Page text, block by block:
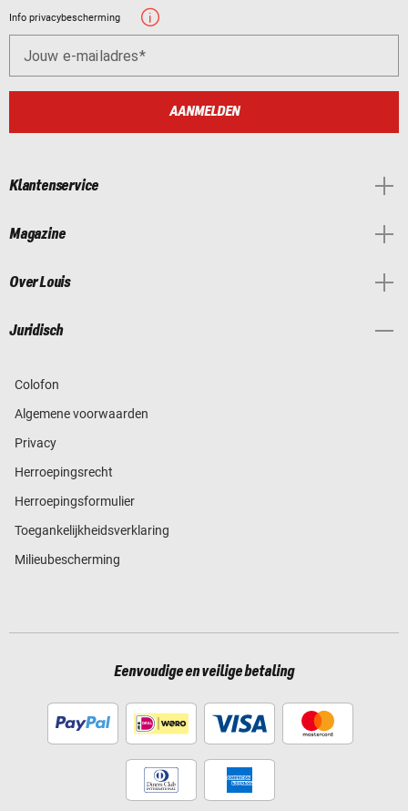
Info privacybescherming
Jouw e-mailadres
AANMELDEN
Klantenservice
Magazine
Over Louis
Juridisch
Colofon
Algemene voorwaarden
Privacy
Herroepingsrecht
Herroepingsformulier
Toegankelijkheidsverklaring
Milieubescherming
Eenvoudige en veilige betaling